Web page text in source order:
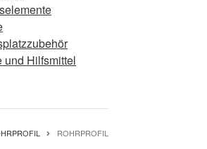
und Hilfsmittel
ROHRPROFIL